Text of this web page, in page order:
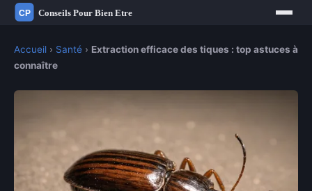
Accueil › Santé › Extraction efficace des tiques : top astuces à
connaître